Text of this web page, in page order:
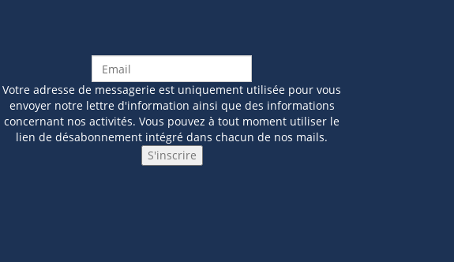
Votre adresse de messagerie est uniquement utilisée pour vous
envoyer notre lettre d'information ainsi que des informations
concernant nos activités. Vous pouvez à tout moment utiliser le
lien de désabonnement intégré dans chacun de nos mails.